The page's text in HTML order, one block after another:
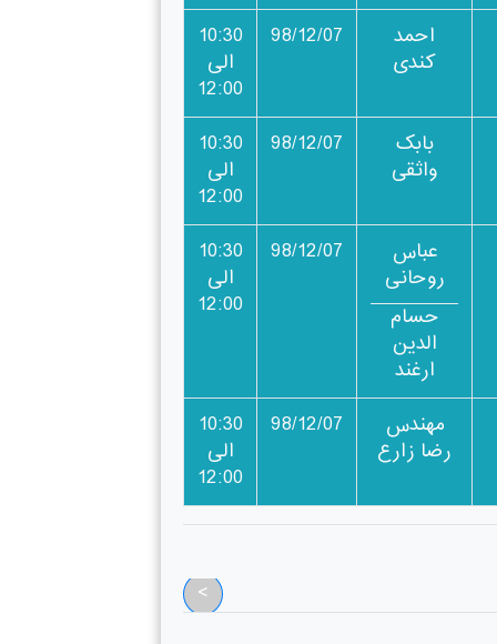
احمد
کندی
98/12/07
10:30
الی
12:00
بابک
واثقی
98/12/07
10:30
الی
12:00
عباس
روحانی
حسام
الدین
ارغند
98/12/07
10:30
الی
12:00
مهندس
رضا زارع
98/12/07
10:30
الی
12:00
<